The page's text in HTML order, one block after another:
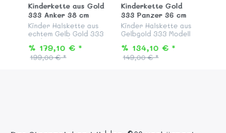
Kinderkette aus Gold
333 Anker 38 cm
Kinder Halskette aus
echtem Gelb Gold 333
Modell "Rundanker", 38
cm lang, mit
Federringverschluss
% 179,10 € *
199,00 € *
Kinderkette Gold
333 Panzer 36 cm
Kinder Halskette aus
Gelbgold 333 Modell
zweiseitig
diamantiert, Länge 36
% 134,10 € *
149,00 € *